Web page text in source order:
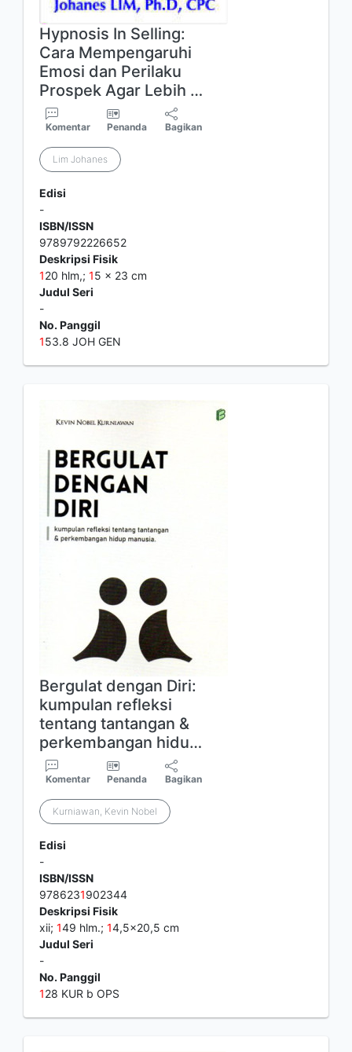
Hypnosis In Selling:
Cara Mempengaruhi
Emosi dan Perilaku
Prospek Agar Lebih …
Komentar Penanda Bagikan
Lim Johanes
Edisi
-
ISBN/ISSN
9789792226652
Deskripsi Fisik
120 hlm,; 15 x 23 cm
Judul Seri
-
No. Panggil
153.8 JOH GEN
Bergulat dengan Diri:
kumpulan refleksi
tentang tantangan &
perkembangan hidu…
Komentar Penanda Bagikan
Kurniawan, Kevin Nobel
Edisi
-
ISBN/ISSN
9786231902344
Deskripsi Fisik
xii; 149 hlm.; 14,5x20,5 cm
Judul Seri
-
No. Panggil
128 KUR b OPS